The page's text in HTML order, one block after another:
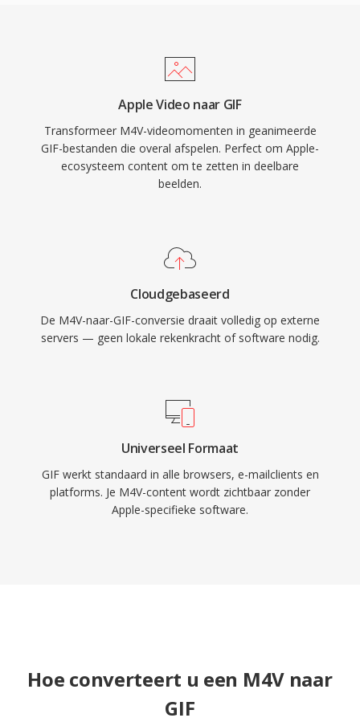
Apple Video naar GIF
Transformeer M4V-videomomenten in geanimeerde
GIF-bestanden die overal afspelen. Perfect om Apple-
ecosysteem content om te zetten in deelbare
beelden.
Cloudgebaseerd
De M4V-naar-GIF-conversie draait volledig op externe
servers — geen lokale rekenkracht of software nodig.
Universeel Formaat
GIF werkt standaard in alle browsers, e-mailclients en
platforms. Je M4V-content wordt zichtbaar zonder
Apple-specifieke software.
Hoe converteert u een M4V naar
GIF